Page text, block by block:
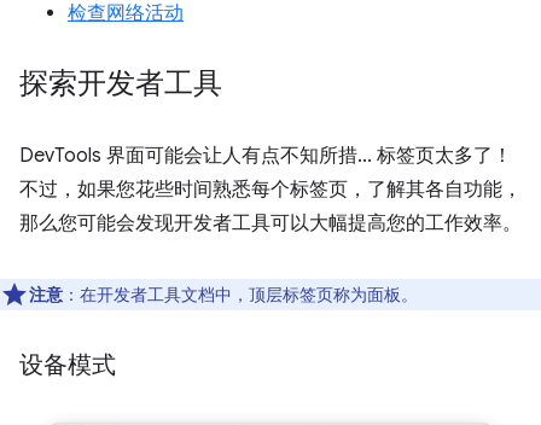
检查网络活动
探索开发者工具
DevTools 界面可能会让人有点不知所措... 标签页太多了！
不过，如果您花些时间熟悉每个标签页，了解其各自功能，
那么您可能会发现开发者工具可以大幅提高您的工作效率。
注意 ：在开发者工具文档中，顶层标签页称为面板。
设备模式